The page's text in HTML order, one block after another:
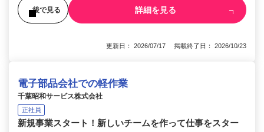
後で見る 詳細を見る
更新日： 2026/07/17 掲載終了日： 2026/10/23
電子部品会社での軽作業
千葉昭和サービス株式会社
正社員
新規事業スタート！新しいチームを作って仕事をスター